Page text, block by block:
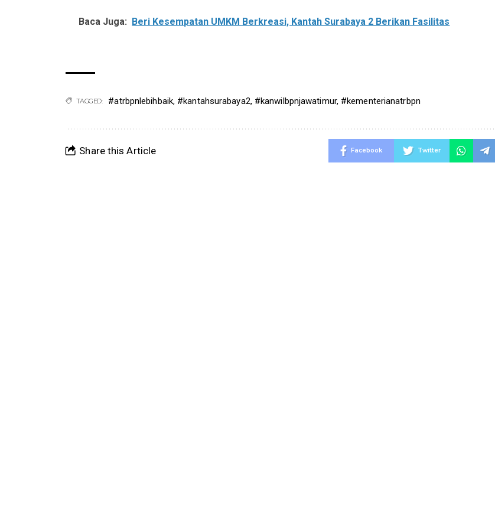
Baca Juga: Beri Kesempatan UMKM Berkreasi, Kantah Surabaya 2 Berikan Fasilitas
TAGGED: #atrbpnlebihbaik, #kantahsurabaya2, #kanwilbpnjawatimur, #kementerianatrbpn
Share this Article Facebook Twitter